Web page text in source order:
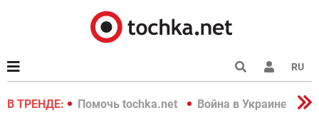
RU
В ТРЕНДЕ:
2022 Помочь tochka.net Война в Украине 2022